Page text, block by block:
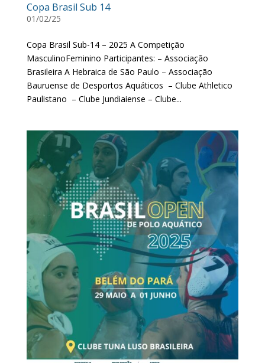
Copa Brasil Sub 14
01/02/25
Copa Brasil Sub-14 – 2025 A Competição
MasculinoFeminino Participantes: – Associação
Brasileira A Hebraica de São Paulo – Associação
Bauruense de Desportos Aquáticos – Clube Athletico
Paulistano – Clube Jundiaiense – Clube...